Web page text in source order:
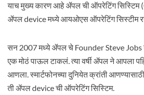
याच मुख्य कारण आहे ॲपल ची ऑपरेटिंग
ॲपल device मध्ये आयओएस ऑपरेटिंग सिस्टीम
सन 2007 मध्ये ॲपल चे Founder Steve Jobs
एक मोठं पाऊल टाकलं. त्या वर्षी ॲपल ने आपला
आणला. स्मार्टफोनच्या दुनियेत क्रांती
ती ॲपल device ची ऑपरेटिंग सिस्टिम.